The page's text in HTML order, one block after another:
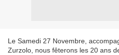
Le Samedi 27 Novembre,
Zurzolo, nous fêterons les 20 ans